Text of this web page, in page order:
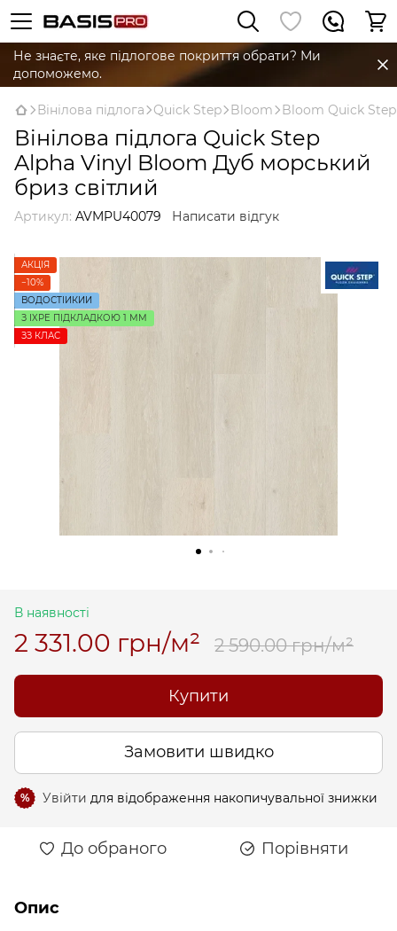
Не знаєте, яке підлогове покриття обрати? Ми
допоможемо.
Вінілова підлога Quick Step Bloom Bloom Quick Step
Вінілова підлога Quick Step
Alpha Vinyl Bloom Дуб морський
бриз світлий
Артикул: AVMPU40079 Написати відгук
АКЦІЯ
−10%
ВОДОСТІЙКИЙ
З IXPE ПІДКЛАДКОЮ 1 ММ
ЗЗ КЛАС
В наявності
2 331.00 грн/м² 2 590.00 грн/м²
Купити
Замовити швидко
% Увійти для відображення накопичувальної знижки
До обраного Порівняти
Опис